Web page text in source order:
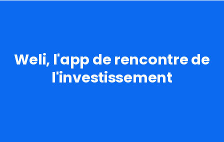
Weli, l'app de rencontre de
l'investissement